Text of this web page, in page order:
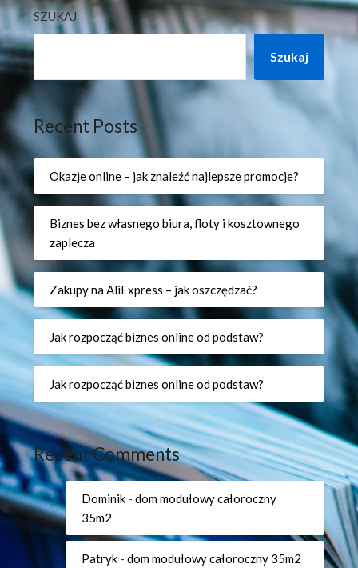
SZUKAJ
Szukaj
Recent Posts
Okazje online – jak znaleźć najlepsze promocje?
Biznes bez własnego biura, floty i kosztownego
zaplecza
Zakupy na AliExpress – jak oszczędzać?
Jak rozpocząć biznes online od podstaw?
Jak rozpocząć biznes online od podstaw?
Recent Comments
Dominik -dom modułowy całoroczny
35m2
Patryk -dom modułowy całoroczny 35m2